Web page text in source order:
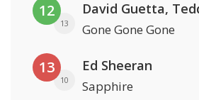
12
13 Gone Gone Gone
13
10
Ed Sheeran
Sapphire